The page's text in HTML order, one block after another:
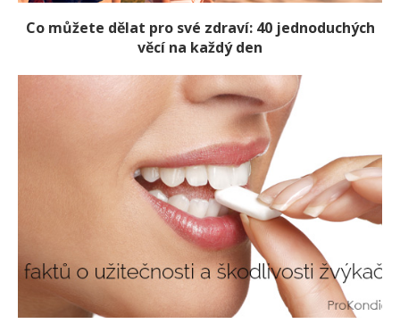
Co můžete dělat pro své zdraví: 40 jednoduchých
věcí na každý den